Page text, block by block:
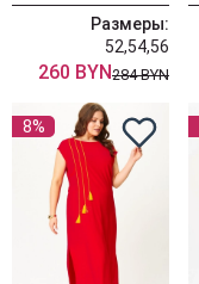
Размеры:
52,54,56
260 BYN284 BYN
8%